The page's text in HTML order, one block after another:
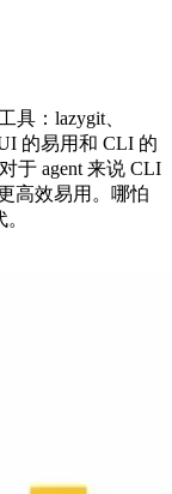
具：lazygit、
的易用和 CLI 的
于 agent 来说 CLI
高效易用。哪怕